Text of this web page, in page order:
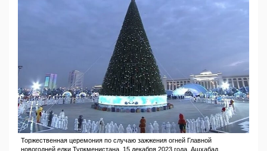
Торжественная церемония по случаю зажжения огней Главной
новогодней елки Туркменистана, 15 декабря 2023 года, Ашхабад,